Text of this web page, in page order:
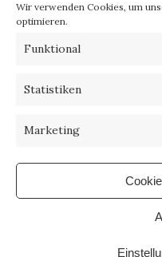
Wir verwenden Cookies, um
optimieren.
Funktional
Statistiken
Marketing
Search
for: